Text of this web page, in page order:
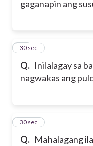
gaganapin ang
Q. Inilalagay sa
nagwakas ang
23
30 sec
Q. Mahalagang
24
30 sec